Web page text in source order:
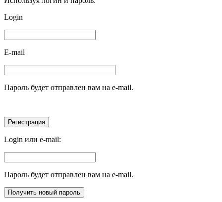
Login
E-mail
Пароль будет отправлен вам на e-mail.
Login или e-mail:
Пароль будет отправлен вам на e-mail.